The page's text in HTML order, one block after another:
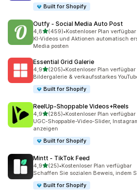
Built for Shopify
Outfy ‑ Social Media Auto Post
4,8von 5 Sternen
(459)
459 Rezensionen insgesamt
•Kostenloser Plan verfügbar
KI-Videos und Aktionen automatisch
Media posten
Essential Grid Galerie
4,9von 5 Sternen
(205)
205 Rezensionen insgesamt
•Kostenloser Plan verfügbar
Bildergalerie & verkaufsstarkes
Built for Shopify
ReelUp‑Shoppable Videos+Reels
4,9von 5 Sternen
(285)
285 Rezensionen insgesamt
•Kostenloser Plan verfügbar
UGC-Shoppable-Video-Slider,
anzeigen
Built for Shopify
Mintt ‑ TikTok Feed
4,9von 5 Sternen
(25)
25 Rezensionen insgesamt
•Kostenloser Plan verfügbar
Schaffen Sie sozialen Beweis, indem
Built for Shopify